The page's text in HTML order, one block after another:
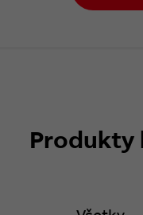
Produkty